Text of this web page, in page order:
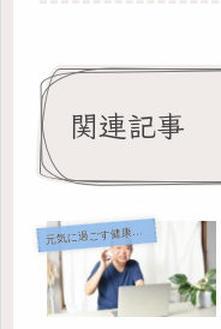
関連記事
元気に過ごす健康とデジタル